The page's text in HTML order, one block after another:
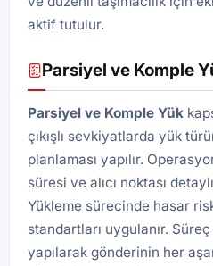
aktif tutulur.
Parsiyel ve Komple
Parsiyel ve Komple Yük
çıkışlı sevkiyatlarda yük
planlaması yapılır.
süresi ve alıcı noktası
Yükleme sürecinde hasar
standartları uygulanır.
yapılarak gönderinin her